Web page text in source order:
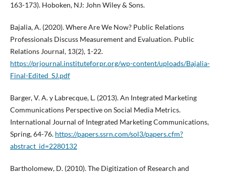
163-173). Hoboken, NJ: John Wiley & Sons.
Bajalia, A. (2020). Where Are We Now? Public Relations
Professionals Discuss Measurement and Evaluation. Public
Relations Journal, 13(2), 1-22.
https://prjournal.instituteforpr.org/wp-content/uploads/Bajalia-
Final-Edited_SJ.pdf
Barger, V. A. y Labrecque, L. (2013). An Integrated Marketing
Communications Perspective on Social Media Metrics.
International Journal of Integrated Marketing Communications,
Spring, 64-76. https://papers.ssrn.com/sol3/papers.cfm?
abstract_id=2280132
Bartholomew, D. (2010). The Digitization of Research and